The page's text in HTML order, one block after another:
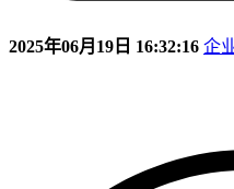
2025年06月19日 16:32:16 企